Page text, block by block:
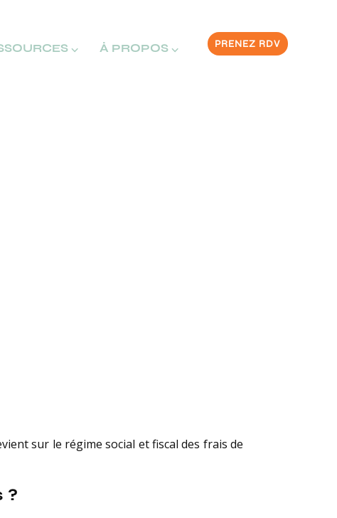
PRENEZ RDV
⌵ À PROPOS ⌵
sur le régime social et fiscal des frais de
?